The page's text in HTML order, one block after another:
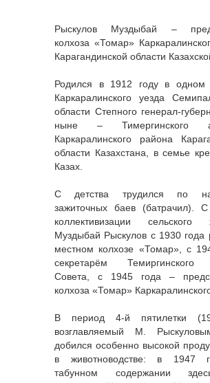
Рыскулов Муздыбай –
колхоза «Томар»
Карагандинской области
Родился в 1912 году в одном
Каркаралинского уезда
области Степного генерал-
ныне – Тимергинского
Каркаралинского района
области Казахстана, в семье
Казах.
С детства трудился по
зажиточных баев (батрачил).
коллективизации сельского
Муздыбай Рыскулов с 1930 года
местном колхозе «Томар», с
секретарём Темиргинского
Совета, с 1945 года –
колхоза «Томар»
В период 4-й пятилетки
возглавляемый М.
добился особенно высокой
в животноводстве: в 1947
табунном содержании